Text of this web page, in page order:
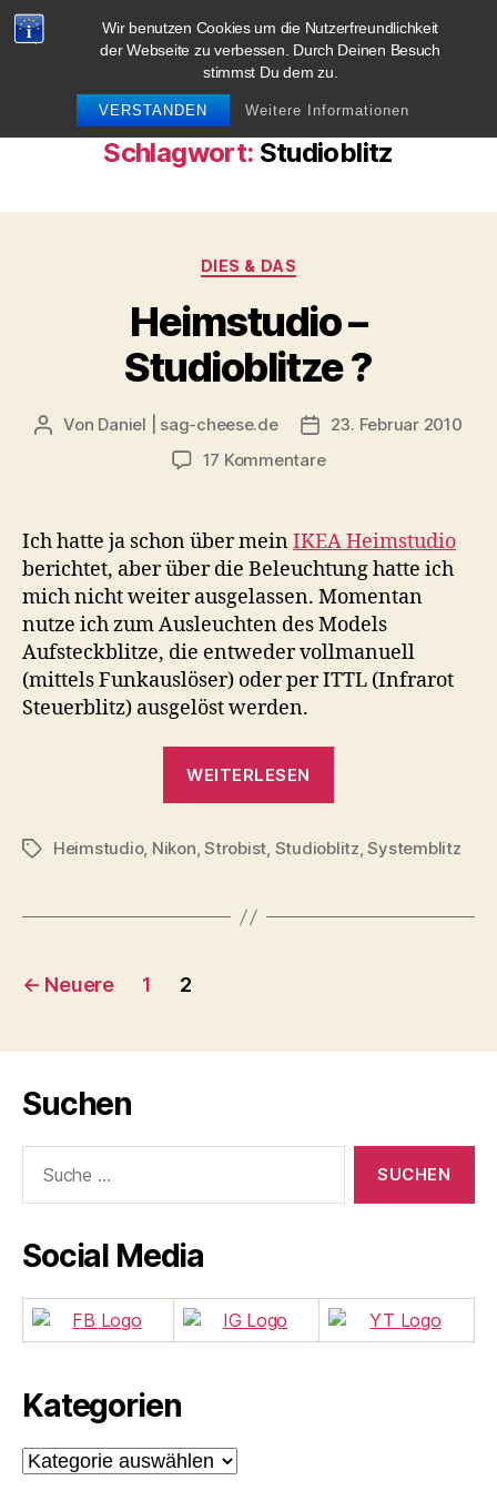
Wir benutzen Cookies um die Nutzerfreundlichkeit
der Webseite zu verbessen. Durch Deinen Besuch
stimmst Du dem zu.
VERSTANDEN Weitere Informationen
blog.sag-cheese.de
Schlagwort: Studioblitz
Kategorien
DIES & DAS
Heimstudio –
Studioblitze ?
Beitragsautor
Von Daniel | sag-cheese.de Beitragsdatum
23. Februar 2010
17 Kommentarezu
Studioblitze
?
Ich hatte ja schon über meinIKEA Heimstudio
berichtet, aber über die Beleuchtung hatte ich
mich nicht weiter ausgelassen. Momentan
nutze ich zum Ausleuchten des Models
Aufsteckblitze, die entweder vollmanuell
(mittels Funkauslöser) oder per ITTL (Infrarot
Steuerblitz) ausgelöst werden.
WEITERLESEN
?“
Schlagwörter
Heimstudio, Nikon,Strobist, Studioblitz,Systemblitz
Seitennummerierung
Beiträge
← Neuere 1 2
Suchen
nach:
Social Media
Kategorien
Kategorien